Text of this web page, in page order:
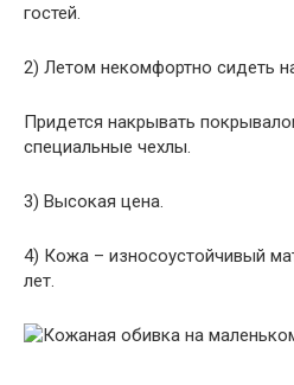
гостей.
2) Летом некомфортно сидеть
Придется накрывать
специальные чехлы.
3) Высокая цена.
4) Кожа – износоустойчивый
лет.